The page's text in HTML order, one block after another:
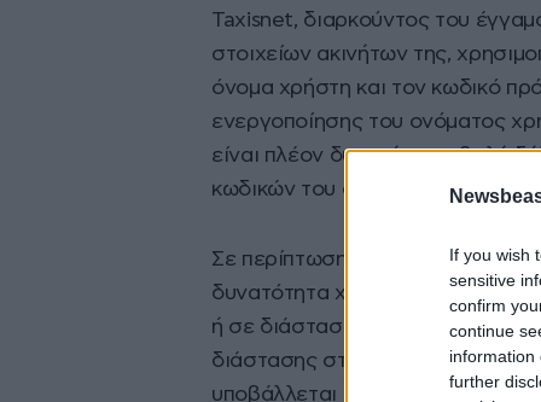
If you wish
sensitive
confirm
continue
information
further
Taxisnet, διαρκούντος του
στοιχείων ακινήτων της,
όνομα χρήστη και τον κωδικό
ενεργοποίησης του ονόματος
είναι πλέον δυνατή η υποβολή
κωδικών του συζύγου.
Σε περίπτωση διακοπής ή
δυνατότητα χρήσης του
ή σε διάσταση συζύγου, από την
διάστασης στο μητρώο. Η
υποβάλλεται στο όνομα του